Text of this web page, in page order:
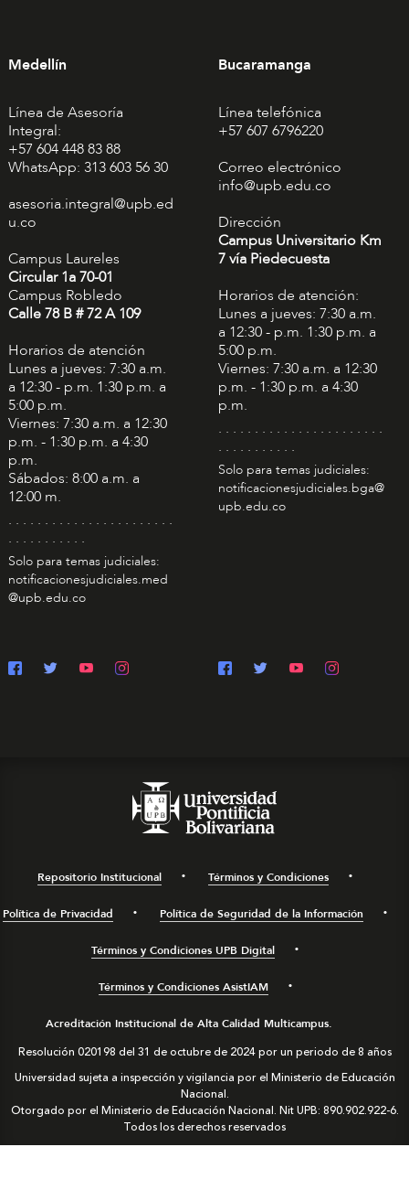
Medellín
Línea de Asesoría
Integral:
+57 604 448 83 88
WhatsApp: 313 603 56 30
asesoria.integral@upb.ed
u.co
Campus Laureles
Circular 1a 70-01
Campus Robledo
Calle 78 B # 72 A 109
Horarios de atención
Lunes a jueves: 7:30 a.m.
a 12:30 - p.m. 1:30 p.m. a
5:00 p.m.
Viernes: 7:30 a.m. a 12:30
p.m. - 1:30 p.m. a 4:30
p.m.
Sábados: 8:00 a.m. a
12:00 m.
. . . . . . . . . . . . . . . . . . . . . . .
. . . . . . . . . . .
Solo para temas judiciales:
notificacionesjudiciales.med
@upb.edu.co
Bucaramanga
Línea telefónica
+57 607 6796220
Correo electrónico
info@upb.edu.co
Dirección
Campus Universitario Km
7 vía Piedecuesta
Horarios de atención:
Lunes a jueves: 7:30 a.m.
a 12:30 - p.m. 1:30 p.m. a
5:00 p.m.
Viernes: 7:30 a.m. a 12:30
p.m. - 1:30 p.m. a 4:30
p.m.
. . . . . . . . . . . . . . . . . . . . . . .
. . . . . . . . . . .
Solo para temas judiciales:
notificacionesjudiciales.bga@
upb.edu.co
Repositorio Institucional Términos y Condiciones
Política de Privacidad Política de Seguridad de la Información
Términos y Condiciones UPB Digital
Términos y Condiciones AsistIAM
Acreditación Institucional de Alta Calidad Multicampus.
Resolución 020198 del 31 de octubre de 2024 por un periodo de 8 años
Universidad sujeta a inspección y vigilancia por el Ministerio de Educación
Nacional.
Otorgado por el Ministerio de Educación Nacional. Nit UPB: 890.902.922-6.
Todos los derechos reservados